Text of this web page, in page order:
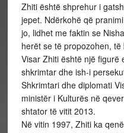
Zhiti është shprehur i
jepet. Ndërkohë që
jo, lidhet me faktin se
herët se të propozohen, të
Visar Zhiti është një figurë
shkrimtar dhe ish-i
Shkrimtari dhe diplomati
ministër i Kulturës në
shtator të vitit 2013.
Në vitin 1997, Zhiti ka